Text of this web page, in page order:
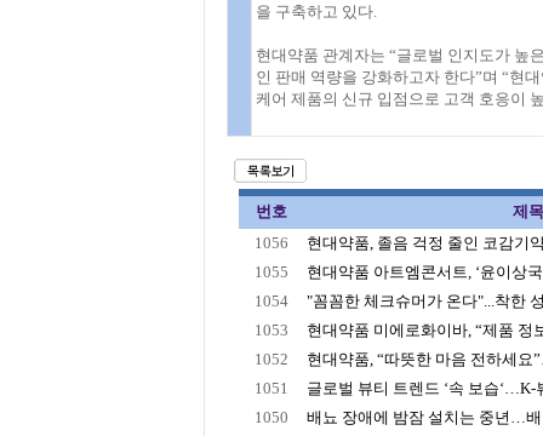
을 구축하고 있다.
현대약품 관계자는 “글로벌 인지도가 높
인 판매 역량을 강화하고자 한다”며 “현
케어 제품의 신규 입점으로 고객 호응이
번호
제목
1056
현대약품, 졸음 걱정 줄인 코감기
1055
현대약품 아트엠콘서트, ‘윤이상
1054
"꼼꼼한 체크슈머가 온다"...착한
1053
현대약품 미에로화이바, “제품 정
1052
현대약품, “따뜻한 마음 전하세요
1051
글로벌 뷰티 트렌드 ‘속 보습‘…K-
1050
배뇨 장애에 밤잠 설치는 중년…